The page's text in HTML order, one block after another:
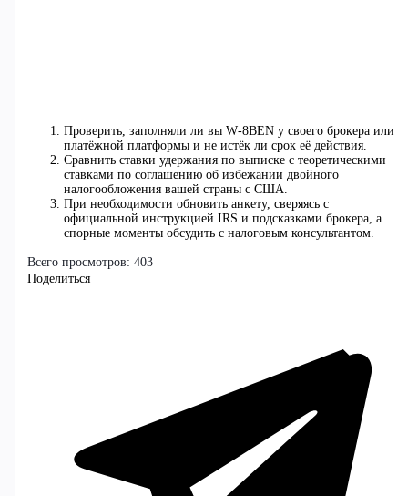
Проверить, заполняли ли вы W‑8BEN у своего брокера или
платёжной платформы и не истёк ли срок её действия.
Сравнить ставки удержания по выписке с теоретическими
ставками по соглашению об избежании двойного
налогообложения вашей страны с США.
При необходимости обновить анкету, сверяясь с
официальной инструкцией IRS и подсказками брокера, а
спорные моменты обсудить с налоговым консультантом.
Всего просмотров: 403
Поделиться